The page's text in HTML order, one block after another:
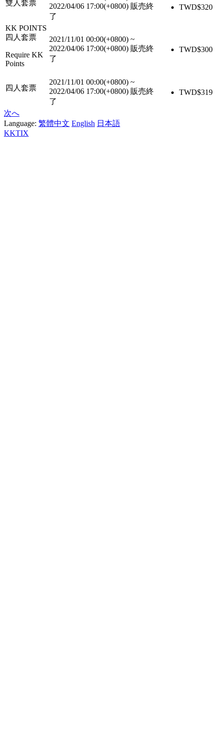
雙人套票
2022/04/06 17:00(+0800) 販売終
了
TWD$320
KK POINTS
四人套票
Require KK
Points
2021/11/01 00:00(+0800) ~
2022/04/06 17:00(+0800) 販売終
了
TWD$300
四人套票
2021/11/01 00:00(+0800) ~
2022/04/06 17:00(+0800) 販売終
了
TWD$319
次へ
Language: 繁體中文 English 日本語
KKTIX